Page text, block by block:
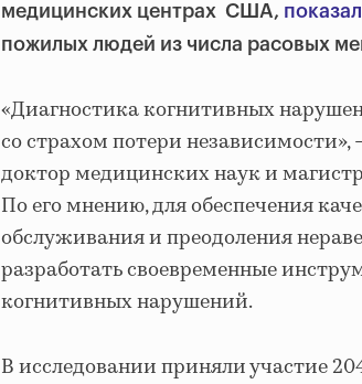
медицинских центрах США,
пожилых людей из числа расовых
«Диагностика когнитивных
со страхом потери
доктор медицинских наук и
По его мнению, для обеспечения
обслуживания и преодоления
разработать своевременные
когнитивных нарушений.
В исследовании приняли участие